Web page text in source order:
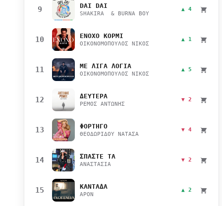
9 DAI DAI
SHAKIRA & BURNA BOY
▲ 4
10 ΕΝΟΧΟ ΚΟΡΜΙ
ΟΙΚΟΝΟΜΟΠΟΥΛΟΣ ΝΙΚΟΣ
▲ 1
11 ΜΕ ΛΙΓΑ ΛΟΓΙΑ
ΟΙΚΟΝΟΜΟΠΟΥΛΟΣ ΝΙΚΟΣ
▲ 5
12 ΔΕΥΤΕΡΑ
ΡΕΜΟΣ ΑΝΤΩΝΗΣ
▼ 2
13 ΦΟΡΤΗΓΟ
ΘΕΟΔΩΡΙΔΟΥ ΝΑΤΑΣΑ
▼ 4
14 ΣΠΑΣΤΕ ΤΑ
ΑΝΑΣΤΑΣΙΑ
▼ 2
15 ΚΑΝΤΑΔΑ
APON
▲ 2